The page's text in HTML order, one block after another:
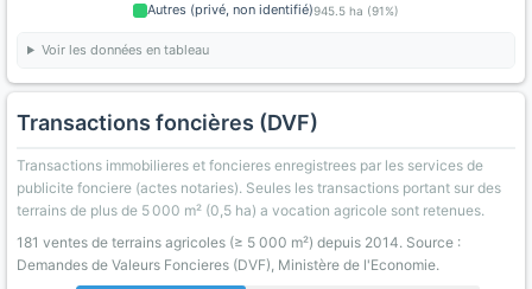
Autres (privé, non identifié)945.5 ha (91%)
Voir les données en tableau
Transactions foncières (DVF)
Transactions immobilieres et foncieres enregistrees par les services de
publicite fonciere (actes notaries). Seules les transactions portant sur des
terrains de plus de 5 000 m² (0,5 ha) a vocation agricole sont retenues.
181 ventes de terrains agricoles (≥ 5 000 m²) depuis 2014. Source :
Demandes de Valeurs Foncieres (DVF), Ministère de l'Economie.